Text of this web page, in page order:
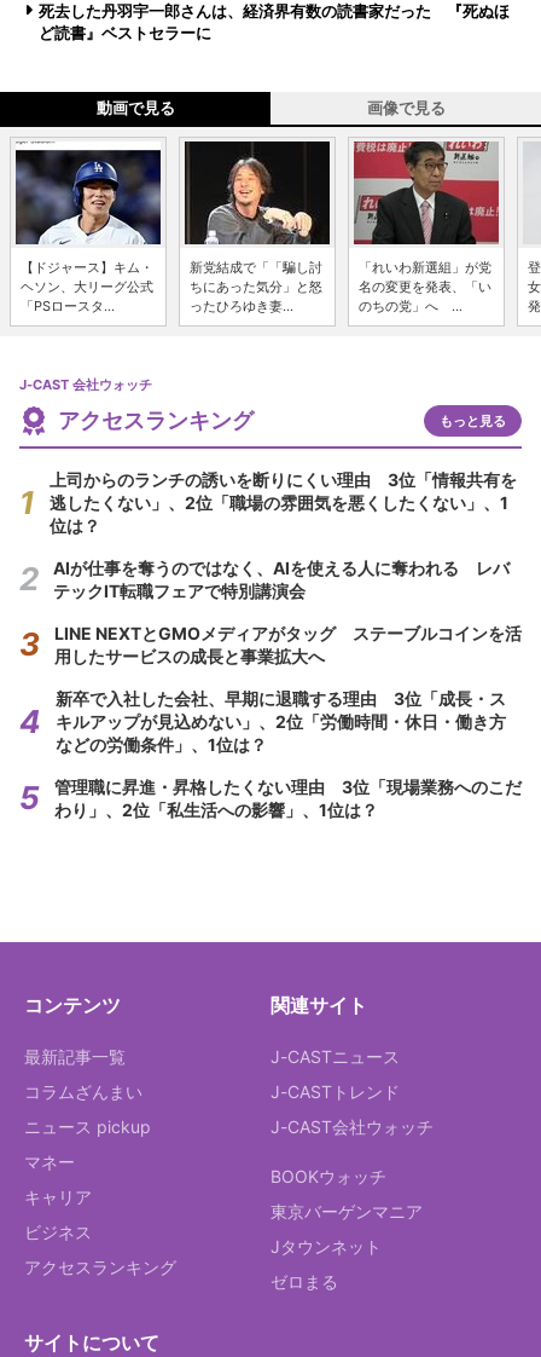
死去した丹羽宇一郎さんは、経済界有数の読書家だった 『死ぬほ
ど読書』ベストセラーに
動画で見る 画像で見る
【ドジャース】キム・
ヘソン、大リーグ公式
「PSロースタ...
新党結成で「「騙し討
ちにあった気分」と怒
ったひろゆき妻...
「れいわ新選組」が党
名の変更を発表、「い
のちの党」へ ...
J-CAST 会社ウォッチ
アクセスランキング もっと見る
上司からのランチの誘いを断りにくい理由 3位「情報共有を
逃したくない」、2位「職場の雰囲気を悪くしたくない」、1
位は？
AIが仕事を奪うのではなく、AIを使える人に奪われる レバ
テックIT転職フェアで特別講演会
LINE NEXTとGMOメディアがタッグ ステーブルコインを活
用したサービスの成長と事業拡大へ
新卒で入社した会社、早期に退職する理由 3位「成長・ス
キルアップが見込めない」、2位「労働時間・休日・働き方
などの労働条件」、1位は？
管理職に昇進・昇格したくない理由 3位「現場業務へのこだ
わり」、2位「私生活への影響」、1位は？
コンテンツ
最新記事一覧
コラムざんまい
ニュース pickup
マネー
キャリア
ビジネス
アクセスランキング
関連サイト
J-CASTニュース
J-CASTトレンド
J-CAST会社ウォッチ
BOOKウォッチ
東京バーゲンマニア
Jタウンネット
ゼロまる
サイトについて